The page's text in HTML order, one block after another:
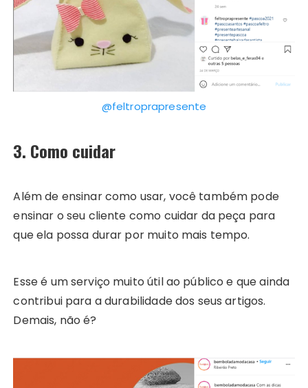
@feltroprapresente
3. Como cuidar
Além de ensinar como usar, você também pode
ensinar o seu cliente como cuidar da peça para
que ela possa durar por muito mais tempo.
Esse é um serviço muito útil ao público e que ainda
contribui para a durabilidade dos seus artigos.
Demais, não é?